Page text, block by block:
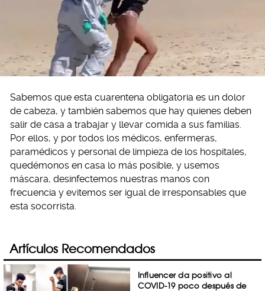
Sabemos que esta cuarentena obligatoria es un dolor
de cabeza, y también sabemos que hay quienes deben
salir de casa a trabajar y llevar comida a sus familias.
Por ellos, y por todos los médicos, enfermeras,
paramédicos y personal de limpieza de los hospitales,
quedémonos en casa lo más posible, y usemos
máscara, desinfectemos nuestras manos con
frecuencia y evitemos ser igual de irresponsables que
esta socorrista.
Artículos Recomendados
Influencer da positivo al
COVID-19 poco después de